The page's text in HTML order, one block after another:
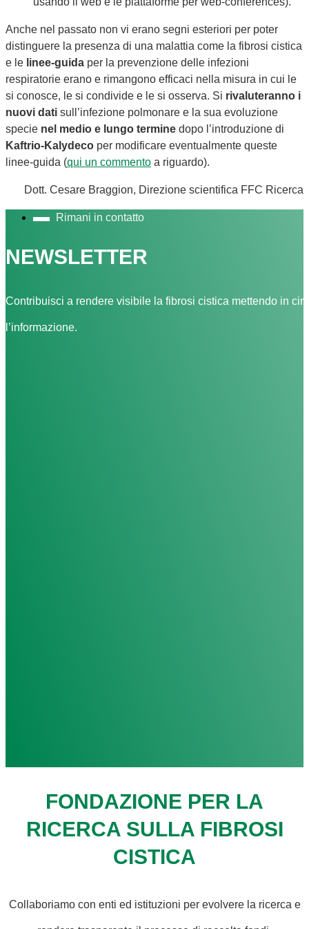
Anche nel passato non vi erano segni esteriori per poter
distinguere la presenza di una malattia come la fibrosi cistica
e le linee-guida per la prevenzione delle infezioni
respiratorie erano e rimangono efficaci nella misura in cui le
si conosce, le si condivide e le si osserva. Si rivaluteranno i
nuovi dati sull’infezione polmonare e la sua evoluzione
specie nel medio e lungo termine dopo l’introduzione di
Kaftrio-Kalydeco per modificare eventualmente queste
linee-guida (qui un commento a riguardo).
Dott. Cesare Braggion, Direzione scientifica FFC Ricerca
Rimani in contatto
NEWSLETTER
Contribuisci a rendere visibile la fibrosi cistica mettendo in
l’informazione.
FONDAZIONE PER LA
RICERCA SULLA FIBROSI
CISTICA
Collaboriamo con enti ed istituzioni per evolvere la ricerca e